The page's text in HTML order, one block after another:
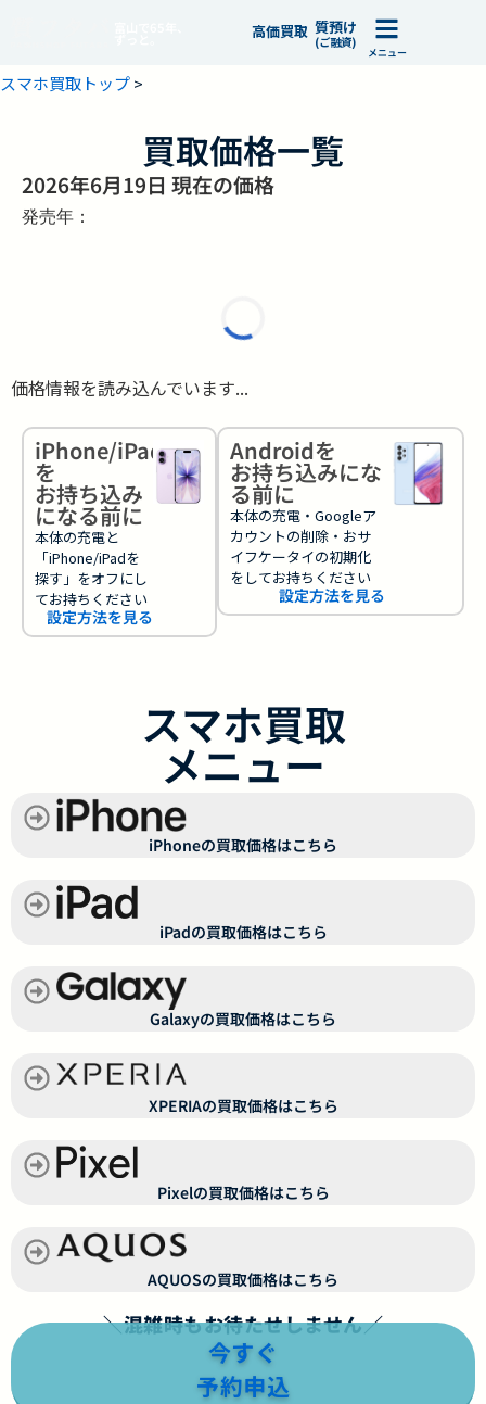
高価買取 質預け
(ご融資)
メニュー
スマホ買取トップ>
買取価格一覧
2026年6月19日 現在の価格
発売年：
価格情報を読み込んでいます...
iPhone/iPad
を
お持ち込み
になる前に
本体の充電と
「iPhone/iPadを
探す」をオフにし
てお持ちください
設定方法を見る
Androidを
お持ち込みにな
る前に
本体の充電・Googleア
カウントの削除・おサ
イフケータイの初期化
をしてお持ちください
設定方法を見る
スマホ買取
メニュー
iPhoneの買取価格はこちら
iPadの買取価格はこちら
Galaxyの買取価格はこちら
XPERIAの買取価格はこちら
Pixelの買取価格はこちら
AQUOSの買取価格はこちら
＼混雑時もお待たせしません／
今すぐ
予約申込